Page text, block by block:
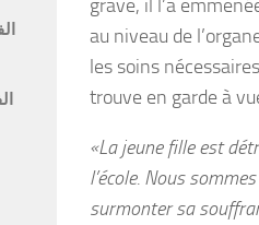
grave, il l’a
au niveau de
les soins
trouve en garde à
«La jeune fille est
l’école. Nous
surmonter sa